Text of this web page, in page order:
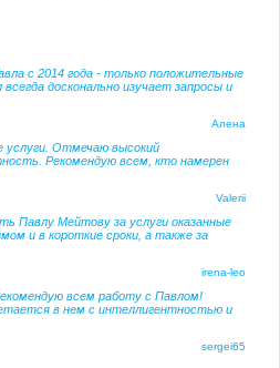
с 2014 года - только положительные
досконально изучает запросы и
Алена
услуги. Отмечаю высокий
Рекомендую всем, кто намерен
Valerii
Павлу Мейтову за услуги оказанные
и в короткие сроки, а также за
irena-leo
всем работу с Павлом!
в нем с интеллигентностью и
sergei65